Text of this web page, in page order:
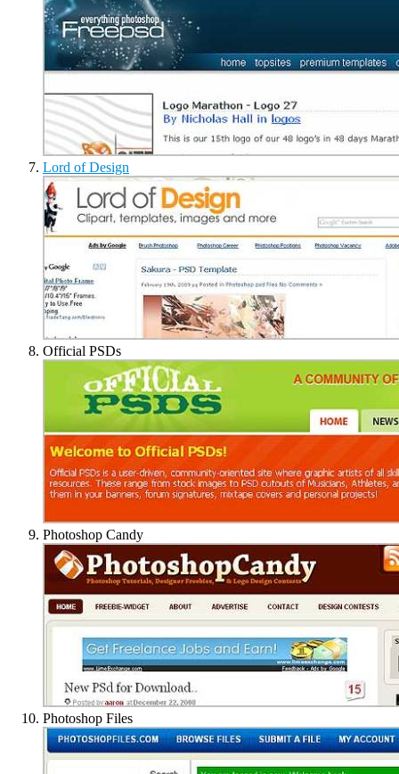
Lord of Design
Official PSDs
Photoshop Candy
Photoshop Files